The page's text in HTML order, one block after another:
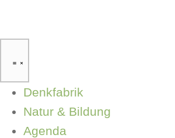
Denkfabrik
Natur & Bildung
Agenda